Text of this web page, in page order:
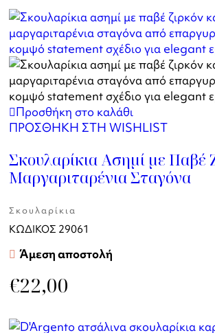
Προσθήκη στο καλάθι
ΠΡΟΣΘΗΚΗ ΣΤΗ WISHLIST
Σκουλαρίκια Ασημί με Παβέ
Μαργαριταρένια Σταγόνα
Σκουλαρίκια
ΚΩΔΙΚΟΣ 29061
Άμεση αποστολή
€22,00